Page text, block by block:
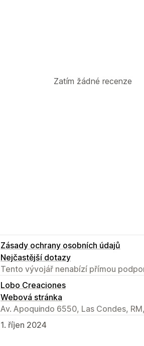
Zatím žádné recenze
Zásady ochrany osobních údajů
Nejčastější dotazy
Tento vývojář nenabízí přímou
Lobo Creaciones
Webová stránka
Av. Apoquindo 6550, Las Condes,
1. říjen 2024